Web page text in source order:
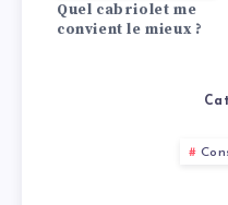
Quel cabriolet me
convient le mieux ?